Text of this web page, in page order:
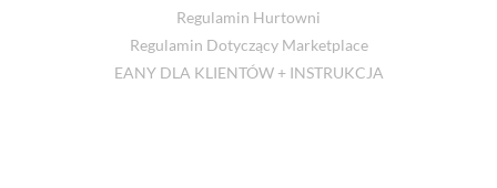
Regulamin Hurtowni
Regulamin Dotyczący Marketplace
EANY DLA KLIENTÓW + INSTRUKCJA